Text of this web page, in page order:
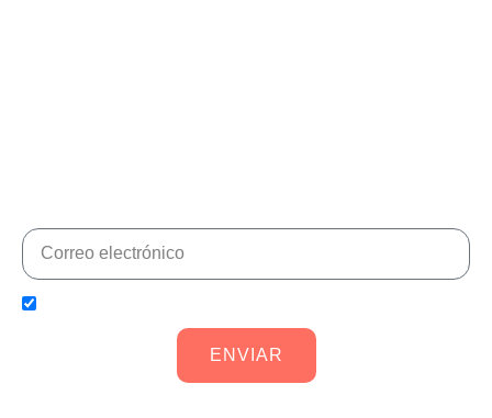
ENVIAR